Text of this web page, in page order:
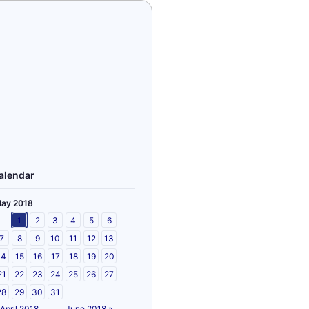
2018
1
2 3 4 5
6
7
8 9 10 11 12
13
15 16 17 18 19
20
22 23 24 25 26
27
29 30
31